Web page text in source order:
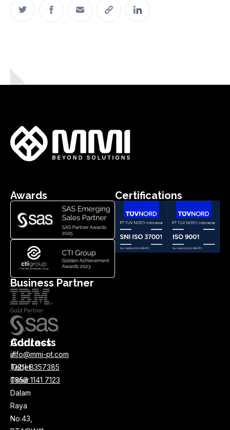
Awards Certifications
Business Partner
Address
Jl.
Tebet
Timur
Dalam
Raya
No.43,
Contacts
info@mmi-pt.com
(021) 8357385
0858 1141 7123